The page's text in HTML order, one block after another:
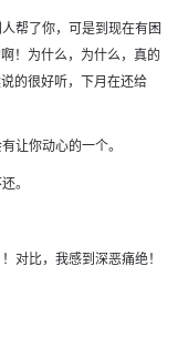
帮了你，可是到现在有困
！为什么，为什么，真的
的很好听，下月在还给
让你动心的一个。
。
对比，我感到深恶痛绝！